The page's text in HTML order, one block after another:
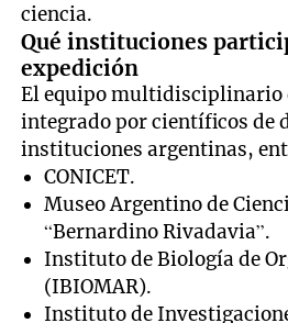
ciencia.
Qué instituciones
expedición
El equipo multidisciplinario
integrado por científicos de
instituciones argentinas,
CONICET.
Museo Argentino de
“Bernardino Rivadavia”.
Instituto de Biología de
(IBIOMAR).
Instituto de